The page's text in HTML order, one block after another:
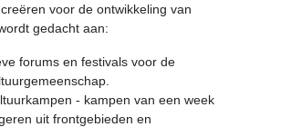
voor de ontwikkeling van
gedacht aan:
forums en festivals voor de
- kampen van een week
uit frontgebieden en